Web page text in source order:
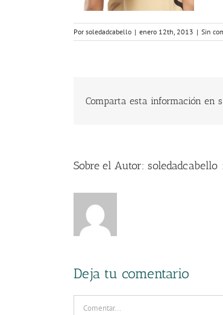
Por soledadcabello | enero 12th, 2013 | Sin
Comparta esta información en
Sobre el Autor: soledadcabello
Deja tu comentario
Comentar